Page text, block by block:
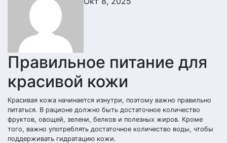
Правильное питание для
красивой кожи
Красивая кожа начинается изнутри, поэтому важно правильно
питаться. В рационе должно быть достаточное количество
фруктов, овощей, зелени, белков и полезных жиров. Кроме
того, важно употреблять достаточное количество воды, чтобы
поддерживать гидратацию кожи.